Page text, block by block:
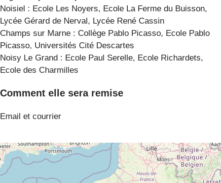
Noisiel : Ecole Les Noyers, Ecole La Ferme du Buisson,
Lycée Gérard de Nerval, Lycée René Cassin
Champs sur Marne : Collège Pablo Picasso, Ecole Pablo
Picasso, Universités Cité Descartes
Noisy Le Grand : Ecole Paul Serelle, Ecole Richardets,
Ecole des Charmilles
Comment elle sera remise
Email et courrier